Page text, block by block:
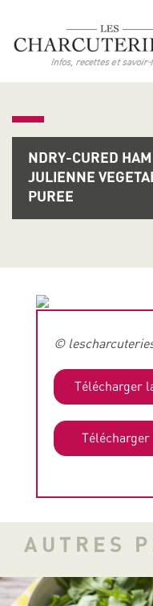
NDRY-CURED
JULIENNE
PUREE
©
Télécharger
Télécharger
AUTRES